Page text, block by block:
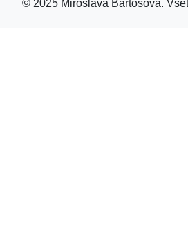
© 2025 Miroslava Bartošová.